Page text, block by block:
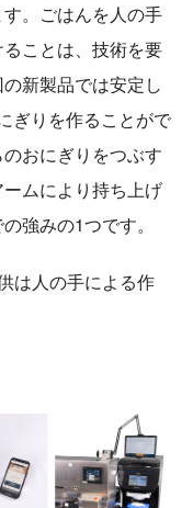
。ごはんを人の手
ことは、技術を要
新製品では安定し
ぎりを作ることがで
おにぎりをつぶす
ムにより持ち上げ
強みの1つです。
は人の手による作